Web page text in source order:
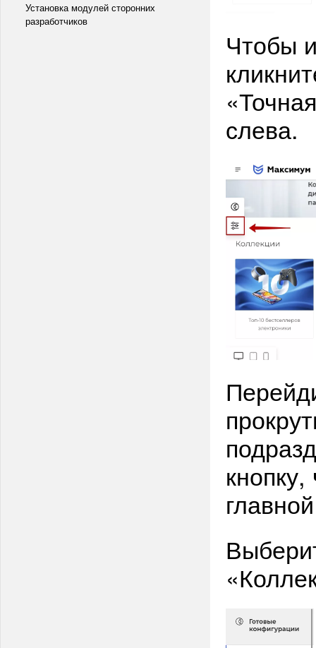
Установка модулей сторонних
разработчиков
Чтобы
слева.